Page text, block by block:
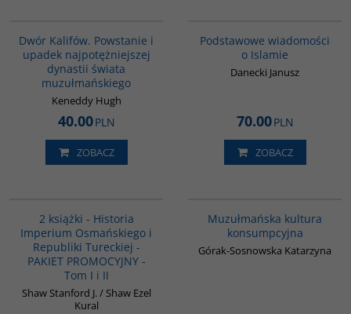
Dwór Kalifów. Powstanie i
upadek najpotężniejszej
dynastii świata
muzułmańskiego
Keneddy Hugh
40.00PLN
ZOBACZ
Podstawowe wiadomości
o Islamie
Danecki Janusz
70.00PLN
ZOBACZ
2 książki - Historia
Imperium Osmańskiego i
Republiki Tureckiej -
PAKIET PROMOCYJNY -
Tom I i II
Shaw Stanford J. / Shaw Ezel
Kural
Muzułmańska kultura
konsumpcyjna
Górak-Sosnowska Katarzyna